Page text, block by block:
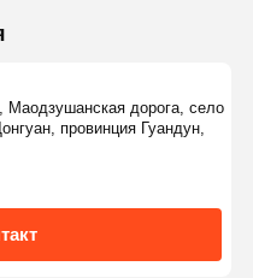
Маодзушанская дорога, село
провинция Гуандун,